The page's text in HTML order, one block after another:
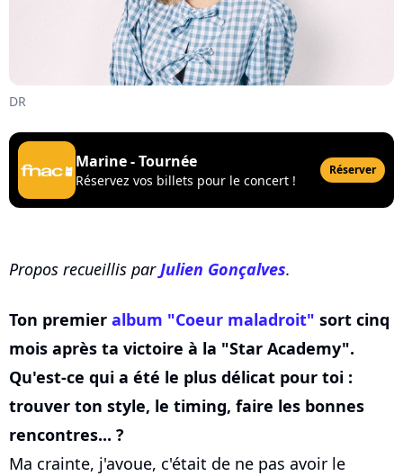
DR
Marine - Tournée
Réservez vos billets pour le concert !
Réserver
Propos recueillis parJulien Gonçalves.
Ton premier album "Coeur maladroit" sort cinq
mois après ta victoire à la "Star Academy".
Qu'est-ce qui a été le plus délicat pour toi :
trouver ton style, le timing, faire les bonnes
rencontres... ?
Ma crainte, j'avoue, c'était de ne pas avoir le